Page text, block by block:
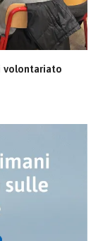
volontariato